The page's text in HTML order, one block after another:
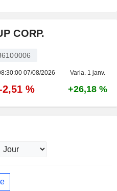
CORP.
07/08/2026 Varia. 1 janv.
2,51 % +26,18 %